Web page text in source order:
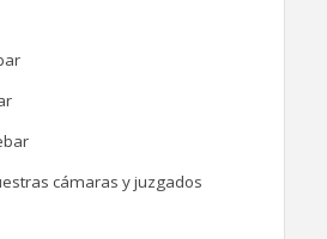
cámaras y juzgados